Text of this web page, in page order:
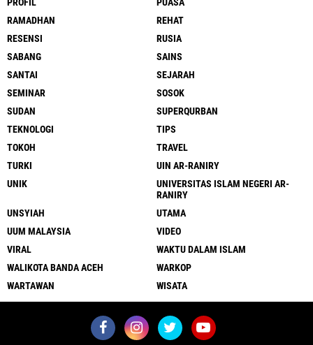
RAMADHAN
REHAT
RESENSI
RUSIA
SABANG
SAINS
SANTAI
SEJARAH
SEMINAR
SOSOK
SUDAN
SUPERQURBAN
TEKNOLOGI
TIPS
TOKOH
TRAVEL
TURKI
UIN AR-RANIRY
UNIK
UNIVERSITAS ISLAM NEGERI AR-
RANIRY
UNSYIAH
UTAMA
UUM MALAYSIA
VIDEO
VIRAL
WAKTU DALAM ISLAM
WALIKOTA BANDA ACEH
WARKOP
WARTAWAN
WISATA